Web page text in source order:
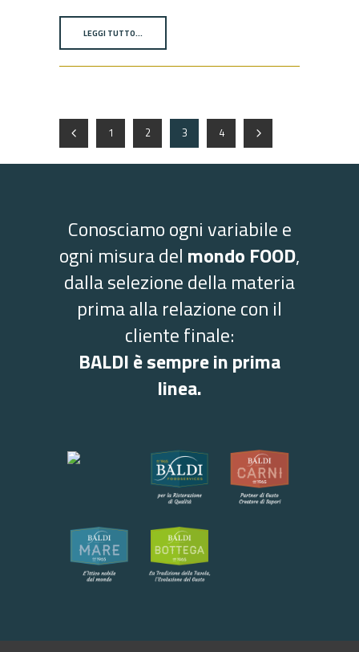
LEGGI TUTTO…
1 2 3 4
Conosciamo ogni variabile e
ogni misura del mondo FOOD,
dalla selezione della materia
prima alla relazione con il
cliente finale:
BALDI è sempre in prima
linea.